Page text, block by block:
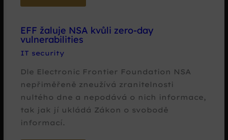
EFF žaluje NSA kvůli zero-day
vulnerabilities
IT security
Dle Electronic Frontier Foundation NSA
nepřiměřeně zneužívá zranitelnosti
nultého dne a nepodává o nich informace,
tak jak jí ukládá Zákon o svobodě
informací.